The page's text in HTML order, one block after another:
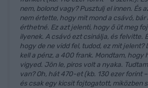
nem, bolond vagy? Pusztulj el innen. És
nem értette, hogy mit mond a csávó, bár
érthetné. Ez azt jelenti, hogy ő üt meg
ilyenek. A csávó ezt csinálja, és felvitte.
hogy de ne vidd fel, tudod, ez mit jelent?
kell a pénz, a 400 frank. Mondtam, hogy
vigyed. Jön le, piros volt a nyaka.
van? Oh, hát 470-et (kb. 130 ezer forint
és csak egy kicsit fojtogatott, miközben